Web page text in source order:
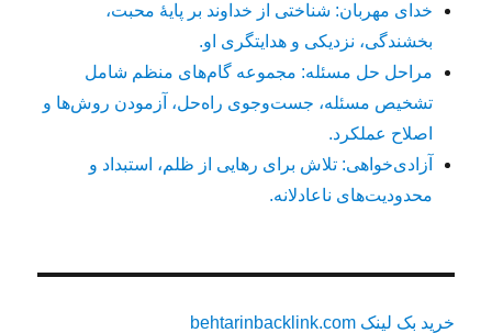
خدای مهربان: شناختی از خداوند بر پایهٔ محبت،
بخشندگی، نزدیکی و هدایتگری او.
مراحل حل مسئله: مجموعه گام‌های منظم شامل
تشخیص مسئله، جست‌وجوی راه‌حل، آزمودن روش‌ها و
اصلاح عملکرد.
آزادی‌خواهی: تلاش برای رهایی از ظلم، استبداد و
محدودیت‌های ناعادلانه.
خرید بک لینک behtarinbacklink.com